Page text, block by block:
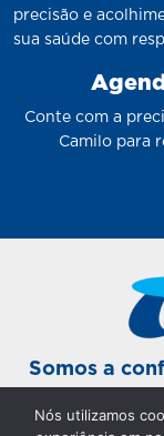
precisão e
sua saúde com
Conte com a
Camilo para
Somos a
Unidade Sinop
Nós utilizamos